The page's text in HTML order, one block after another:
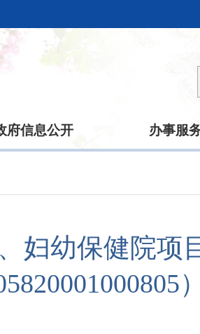
府信息公开 办事服
妇幼保健院项